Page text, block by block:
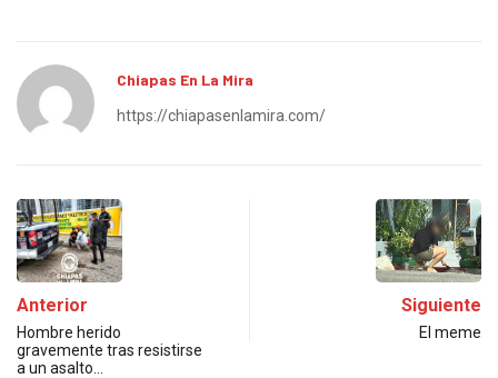
Chiapas En La Mira
https://chiapasenlamira.com/
Anterior
Hombre herido
gravemente tras resistirse
a un asalto…
Siguiente
El meme